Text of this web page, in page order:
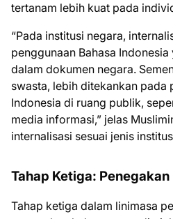
tertanam lebih kuat pada
“Pada institusi negara,
penggunaan Bahasa
dalam dokumen negara.
swasta, lebih ditekankan pada
Indonesia di ruang publik,
media informasi,” jelas
internalisasi sesuai jenis
Tahap Ketiga:
Tahap ketiga dalam linimasa